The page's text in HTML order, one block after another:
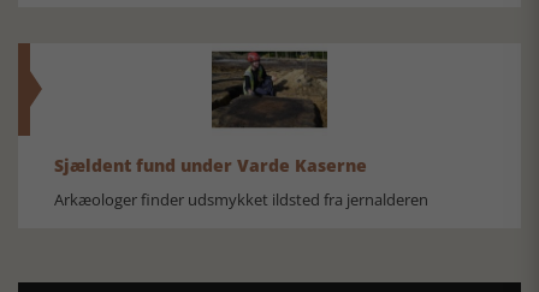
Sjældent fund under Varde Kaserne
Arkæologer finder udsmykket ildsted fra jernalderen